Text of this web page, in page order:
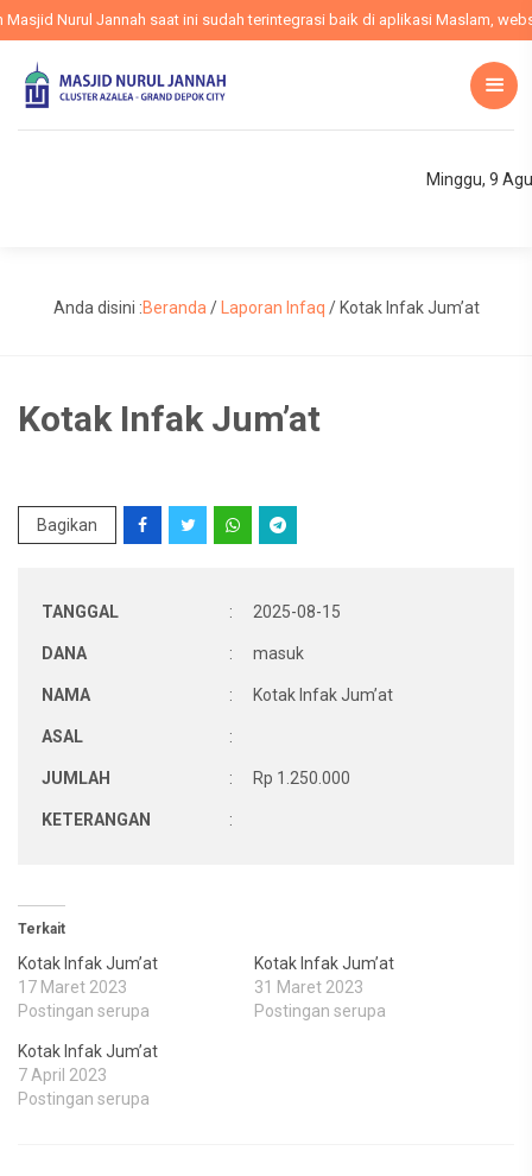
Nurul Jannah saat ini sudah terintegrasi baik di aplikasi Maslam,
Minggu, 9
Anda disini :Beranda / Laporan Infaq / Kotak Infak Jum’at
Kotak Infak Jum’at
Bagikan
TANGGAL : 2025-08-15
DANA : masuk
NAMA : Kotak Infak Jum’at
ASAL :
JUMLAH : Rp 1.250.000
KETERANGAN :
Terkait
Kotak Infak Jum’at
17 Maret 2023
Postingan serupa
Kotak Infak Jum’at
31 Maret 2023
Postingan serupa
Kotak Infak Jum’at
7 April 2023
Postingan serupa